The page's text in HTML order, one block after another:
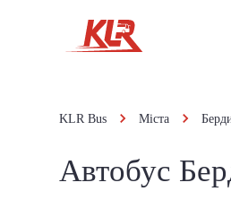
KLR Bus Міста
Автобус